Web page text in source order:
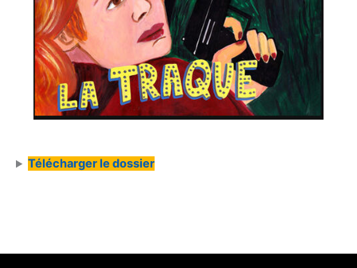
Télécharger le dossier